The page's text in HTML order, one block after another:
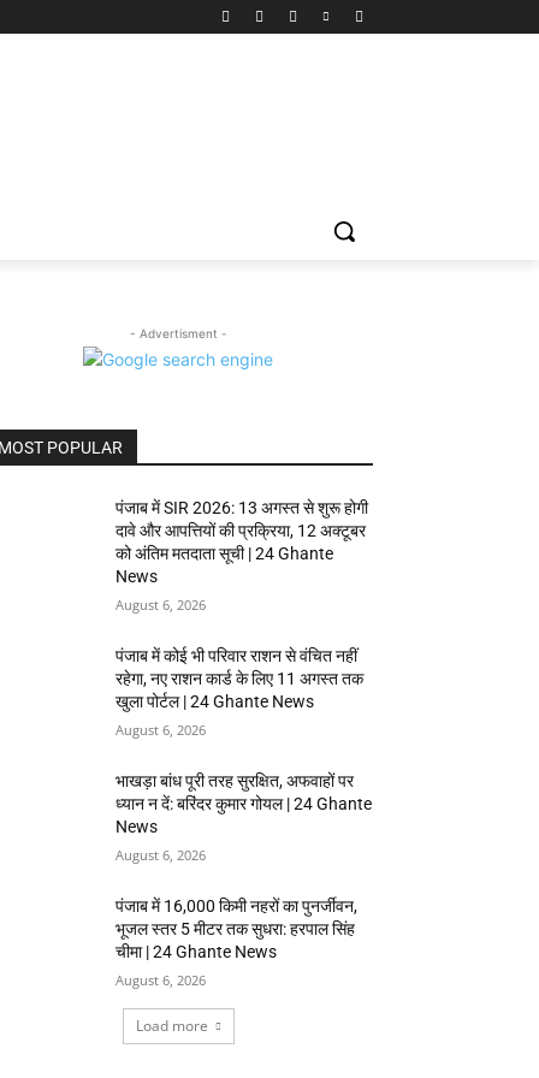
- Advertisment -
MOST POPULAR
पंजाब में SIR 2026: 13 अगस्त से शुरू होगी
दावे और आपत्तियों की प्रक्रिया, 12 अक्टूबर
को अंतिम मतदाता सूची | 24 Ghante
News
August 6, 2026
पंजाब में कोई भी परिवार राशन से वंचित नहीं
रहेगा, नए राशन कार्ड के लिए 11 अगस्त तक
खुला पोर्टल | 24 Ghante News
August 6, 2026
भाखड़ा बांध पूरी तरह सुरक्षित, अफवाहों पर
ध्यान न दें: बरिंदर कुमार गोयल | 24 Ghante
News
August 6, 2026
पंजाब में 16,000 किमी नहरों का पुनर्जीवन,
भूजल स्तर 5 मीटर तक सुधरा: हरपाल सिंह
चीमा | 24 Ghante News
August 6, 2026
Load more